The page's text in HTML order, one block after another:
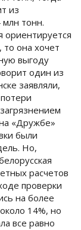
из
млн тонн.
ориентируется
она хочет
выгоду
один из
заявляли,
«Дружбе»
были
Но,
расчетов
проверки
на более
14%, но
все равно